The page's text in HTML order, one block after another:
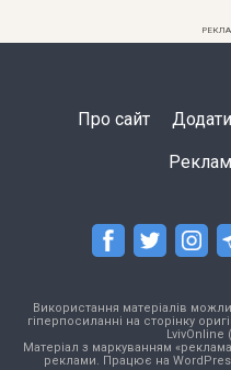
Про сайт
Використання матеріалів
гіперпосиланні на сторінку
LvivOnline
Матеріал з маркуванням
реклами. Працює на